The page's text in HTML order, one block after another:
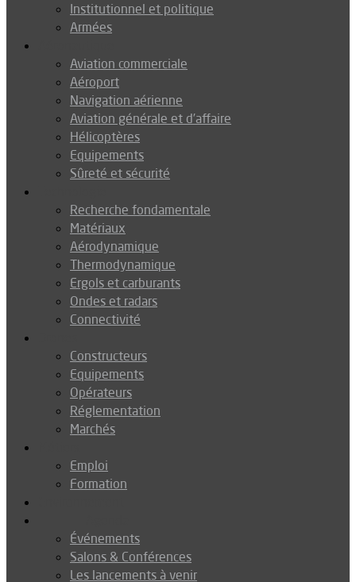
Institutionnel et politique
Armées
Aviation commerciale
Aéroport
Navigation aérienne
Aviation générale et d’affaire
Hélicoptères
Equipements
Sûreté et sécurité
Recherche fondamentale
Matériaux
Aérodynamique
Thermodynamique
Ergols et carburants
Ondes et radars
Connectivité
Constructeurs
Equipements
Opérateurs
Réglementation
Marchés
Emploi
Formation
Événements
Salons & Conférences
Les lancements à venir